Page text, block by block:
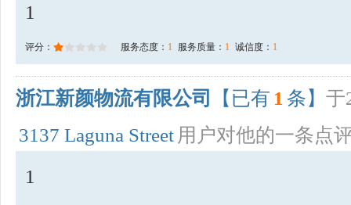
1
评分： 服务态度： 1 服务质量： 1 诚信度： 1
浙江新颜物流有限公司 【已有 1 条】 于
3137 Laguna Street 用户对他的一条点
1